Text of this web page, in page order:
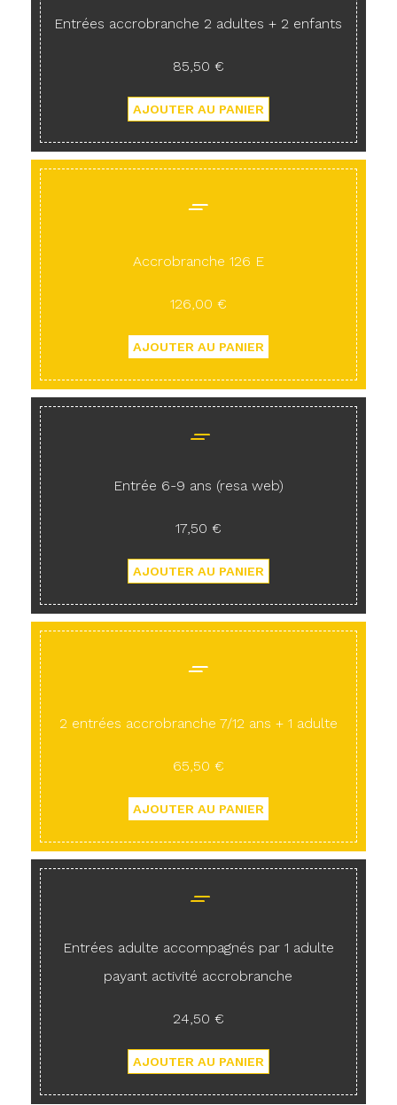
Entrées accrobranche 2 adultes + 2 enfants
85,50 €
Accrobranche 126 E
126,00 €
Entrée 6-9 ans (resa web)
17,50 €
2 entrées accrobranche 7/12 ans + 1 adulte
65,50 €
Entrées adulte accompagnés par 1 adulte
payant activité accrobranche
24,50 €